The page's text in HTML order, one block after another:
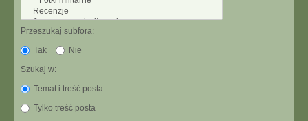
Przeszukaj subfora:
Tak
Nie
Szukaj w:
Temat i treść posta
Tylko treść posta